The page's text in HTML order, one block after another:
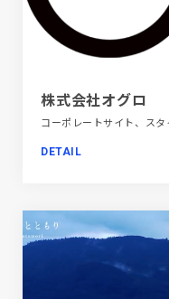
株式会社オグロ
DETAIL